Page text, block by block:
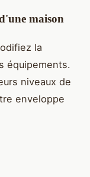
maison
la
équipements.
niveaux de
enveloppe